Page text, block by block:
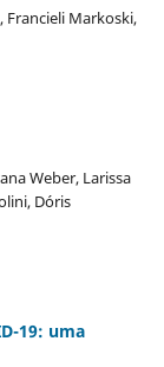
Francieli Markoski,
Weber, Larissa
Dóris
19: uma